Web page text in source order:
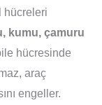
hücreleri
kumu, çamuru
hücresinde
araç
engeller.